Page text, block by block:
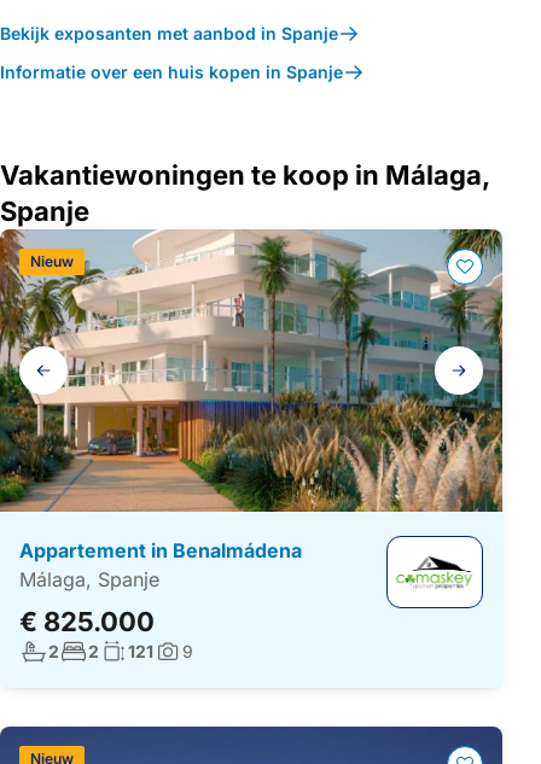
Bekijk exposanten met aanbod in Spanje
Informatie over een huis kopen in Spanje
Vakantiewoningen te koop in Málaga,
Spanje
Galerij
navigatie
Appartement in Benalmádena
Málaga, Spanje
€ 825.000
Nieuw
Aantal badkamers:
2Aantal slaapkamers:
2 Woonoppervlakte:
121 Foto's:
9
Nieuw